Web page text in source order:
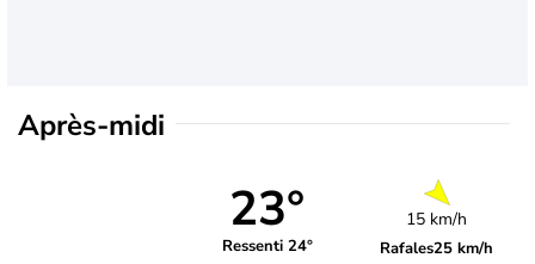
Après-midi
23°
Ressenti 24°
15 km/h
Rafales25 km/h